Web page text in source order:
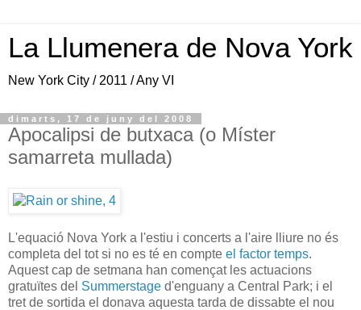
La Llumenera de Nova York
New York City / 2011 / Any VI
dimarts, 17 de juny del 2008
Apocalipsi de butxaca (o Míster
samarreta mullada)
L'equació Nova York a l'estiu i concerts a l'aire lliure no és
completa del tot si no es té en compte el factor temps.
Aquest cap de setmana han començat les actuacions
gratuïtes del Summerstage d'enguany a Central Park; i el
tret de sortida el donava aquesta tarda de dissabte el nou